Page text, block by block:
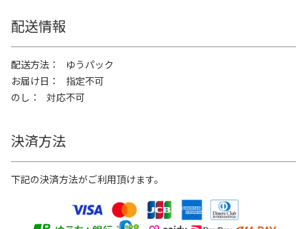
配送情報
配送方法
ゆうパック
お届け日
指定不可
のし
対応不可
決済方法
下記の決済方法がご利用頂けます。